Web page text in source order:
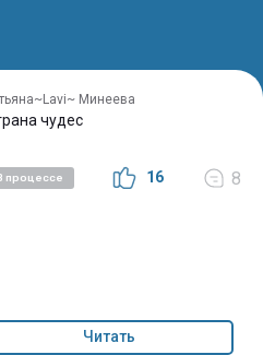
Минеева
чудес
процессе 16 8
Читать